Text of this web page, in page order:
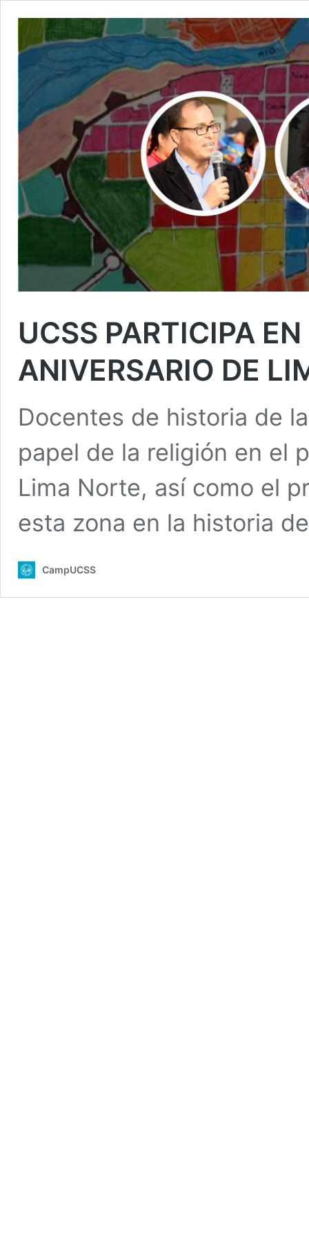
UCSS PARTICIPA
ANIVERSARIO DE
Docentes de historia de
papel de la religión en el
Lima Norte, así como el
esta zona en la historia
CampUCSS